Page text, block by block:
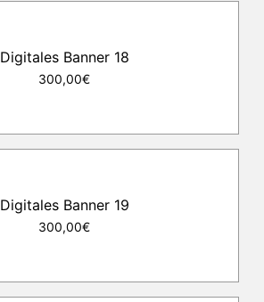
Digitales Banner 18
300,00€
Digitales Banner 19
300,00€